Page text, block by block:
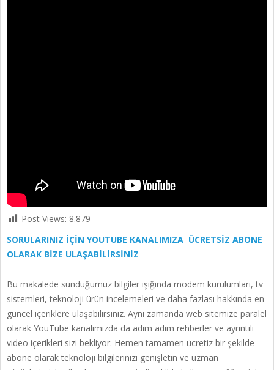
Post Views: 8.879
SORULARINIZ İÇİN YOUTUBE KANALIMIZA ÜCRETSİZ ABONE
OLARAK BİZE ULAŞABİLİRSİNİZ
Bu makalede sunduğumuz bilgiler ışığında modem kurulumları, tv
sistemleri, teknoloji ürün incelemeleri ve daha fazlası hakkında en
güncel içeriklere ulaşabilirsiniz. Aynı zamanda web sitemize paralel
olarak YouTube kanalımızda da adım adım rehberler ve ayrıntılı
video içerikleri sizi bekliyor. Hemen tamamen ücretiz bir şekilde
abone olarak teknoloji bilgilerinizi genişletin ve uzman